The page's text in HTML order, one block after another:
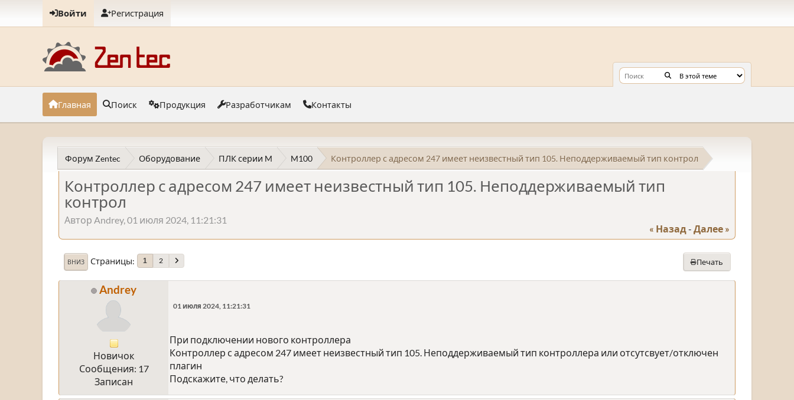
Войти Регистрация
Главная Поиск Продукция Разработчикам Контакты
Форум Zentec Оборудование ПЛК серии M M100 Контроллер с адресом 247 имеет неизвестный тип 105. Неподдерживаемый тип контрол
Контроллер с адресом 247 имеет неизвестный тип 105. Неподдерживаемый тип
контрол
Автор Andrey, 01 июля 2024, 11:21:31
« Назад - Далее »
Печать
ВНИЗ Страницы 1 2
Andrey
Новичок
Сообщения: 17
Записан
01 июля 2024, 11:21:31
При подключении нового контроллера
Контроллер с адресом 247 имеет неизвестный тип 105. Неподдерживаемый тип контроллера или отсутсвует/отключен
плагин
Подскажите, что делать?